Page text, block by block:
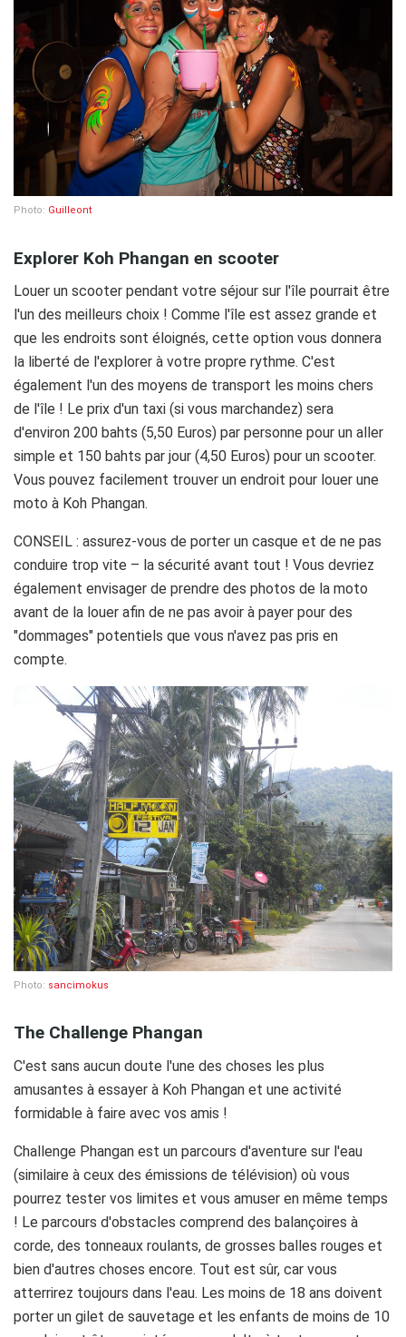
Photo: Guilleont
Explorer Koh Phangan en scooter
Louer un scooter pendant votre séjour sur l'île pourrait être
l'un des meilleurs choix ! Comme l'île est assez grande et
que les endroits sont éloignés, cette option vous donnera
la liberté de l'explorer à votre propre rythme. C'est
également l'un des moyens de transport les moins chers
de l'île ! Le prix d'un taxi (si vous marchandez) sera
d'environ 200 bahts (5,50 Euros) par personne pour un aller
simple et 150 bahts par jour (4,50 Euros) pour un scooter.
Vous pouvez facilement trouver un endroit pour louer une
moto à Koh Phangan.
CONSEIL : assurez-vous de porter un casque et de ne pas
conduire trop vite – la sécurité avant tout ! Vous devriez
également envisager de prendre des photos de la moto
avant de la louer afin de ne pas avoir à payer pour des
"dommages" potentiels que vous n'avez pas pris en
compte.
Photo: sancimokus
The Challenge Phangan
C'est sans aucun doute l'une des choses les plus
amusantes à essayer à Koh Phangan et une activité
formidable à faire avec vos amis !
Challenge Phangan est un parcours d'aventure sur l'eau
(similaire à ceux des émissions de télévision) où vous
pourrez tester vos limites et vous amuser en même temps
! Le parcours d'obstacles comprend des balançoires à
corde, des tonneaux roulants, de grosses balles rouges et
bien d'autres choses encore. Tout est sûr, car vous
atterrirez toujours dans l'eau. Les moins de 18 ans doivent
porter un gilet de sauvetage et les enfants de moins de 10